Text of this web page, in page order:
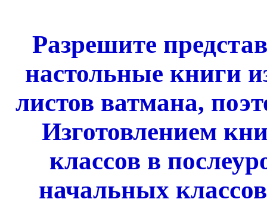
Разрешите
настольные книги
листов ватмана,
Изготовлением
классов в
начальных